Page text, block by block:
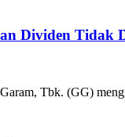
Dividen Tidak
Tbk. (GG)